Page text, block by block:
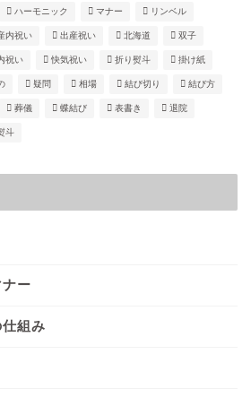
ハーモニック マナー リンベル
内祝い 出産祝い 北海道 双子
祝い 快気祝い 折り熨斗 掛け紙
疑問 相場 結び切り 結び方
葬儀 蝶結び 表書き 退院
斗
ー
組み